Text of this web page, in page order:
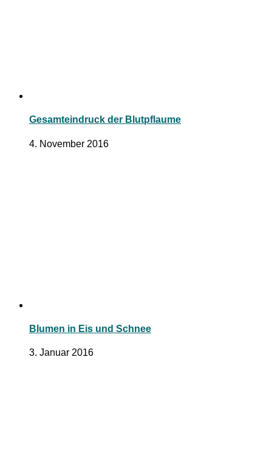
Gesamteindruck der Blutpflaume
4. November 2016
Blumen in Eis und Schnee
3. Januar 2016